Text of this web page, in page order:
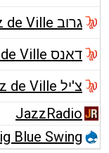
גרוב Jazz de Ville
דאנס Jazz de Ville
צ'יל Jazz de Ville
JazzRadio
Big Blue Swing